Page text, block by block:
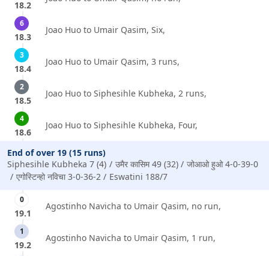
18.2
6
18.3
Joao Huo to Umair Qasim, Six,
3
18.4
Joao Huo to Umair Qasim, 3 runs,
2
18.5
Joao Huo to Siphesihle Kubheka, 2 runs,
4
18.6
Joao Huo to Siphesihle Kubheka, Four,
End of over 19 (15 runs)
Siphesihle Kubheka 7 (4)
उमैर कासिम 49 (32)
जोआओ हुओ 4-0-39-0
एगोस्टिन्हो नविचा 3-0-36-2
Eswatini 188/7
0
19.1
Agostinho Navicha to Umair Qasim, no run,
1
19.2
Agostinho Navicha to Umair Qasim, 1 run,